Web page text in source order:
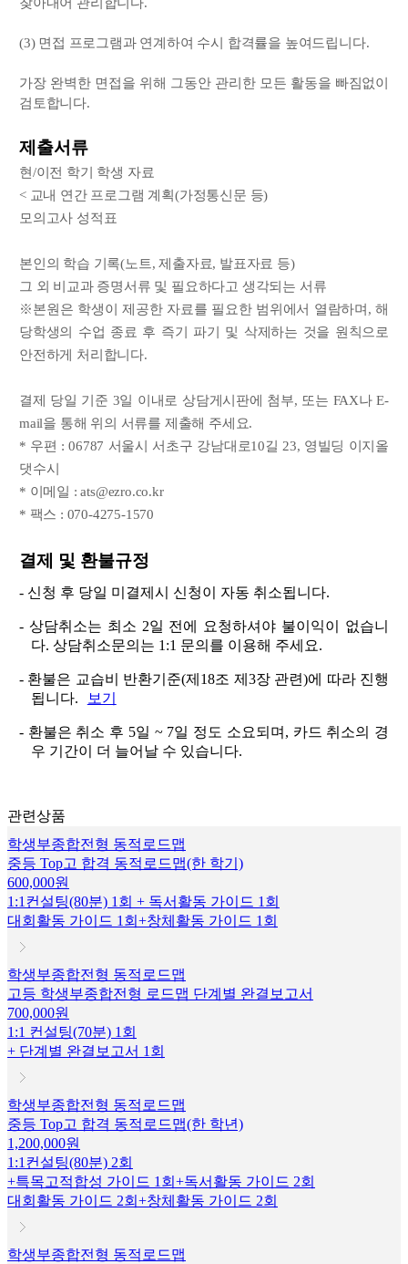
(3) 면접 프로그램과 연계하여 수시 합격률을 높여드립니다.
가장 완벽한 면접을 위해 그동안 관리한 모든 활동을 빠짐없이
검토합니다.
제출서류
현/이전 학기 학생 자료
< 교내 연간 프로그램 계획(가정통신문 등)
모의고사 성적표
본인의 학습 기록(노트, 제출자료, 발표자료 등)
그 외 비교과 증명서류 및 필요하다고 생각되는 서류
※본원은 학생이 제공한 자료를 필요한 범위에서 열람하며, 해
당학생의 수업 종료 후 즉기 파기 및 삭제하는 것을 원칙으로
안전하게 처리합니다.
결제 당일 기준 3일 이내로 상담게시판에 첨부, 또는 FAX나 E-
mail을 통해 위의 서류를 제출해 주세요.
* 우편 : 06787 서울시 서초구 강남대로10길 23, 영빌딩 이지올
댓수시
* 이메일 : ats@ezro.co.kr
* 팩스 : 070-4275-1570
결제 및 환불규정
- 신청 후 당일 미결제시 신청이 자동 취소됩니다.
- 상담취소는 최소 2일 전에 요청하셔야 불이익이 없습니
다. 상담취소문의는 1:1 문의를 이용해 주세요.
- 환불은 교습비 반환기준(제18조 제3장 관련)에 따라 진행
됩니다.
보기
- 환불은 취소 후 5일 ~ 7일 정도 소요되며, 카드 취소의 경
우 기간이 더 늘어날 수 있습니다.
관련상품
학생부종합전형 동적로드맵
중등 Top고 합격 동적로드맵(한 학기)
600,000원
1:1컨설팅(80분) 1회 + 독서활동 가이드 1회
대회활동 가이드 1회+창체활동 가이드 1회
학생부종합전형 동적로드맵
고등 학생부종합전형 로드맵 단계별 완결보고서
700,000원
1:1 컨설팅(70분) 1회
+ 단계별 완결보고서 1회
학생부종합전형 동적로드맵
중등 Top고 합격 동적로드맵(한 학년)
1,200,000원
1:1컨설팅(80분) 2회
+특목고적합성 가이드 1회+독서활동 가이드 2회
대회활동 가이드 2회+창체활동 가이드 2회
학생부종합전형 동적로드맵